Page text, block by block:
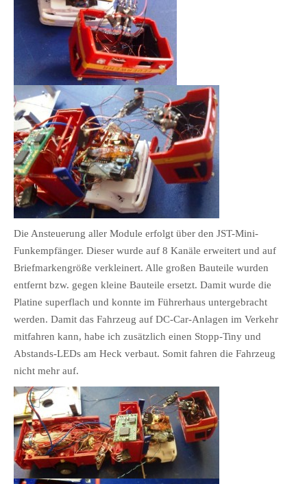
Die Ansteuerung aller Module erfolgt über den JST-Mini-
Funkempfänger. Dieser wurde auf 8 Kanäle erweitert und auf
Briefmarkengröße verkleinert. Alle großen Bauteile wurden
entfernt bzw. gegen kleine Bauteile ersetzt. Damit wurde die
Platine superflach und konnte im Führerhaus untergebracht
werden. Damit das Fahrzeug auf DC-Car-Anlagen im Verkehr
mitfahren kann, habe ich zusätzlich einen Stopp-Tiny und
Abstands-LEDs am Heck verbaut. Somit fahren die Fahrzeug
nicht mehr auf.